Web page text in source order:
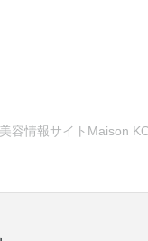
情報サイトMaison